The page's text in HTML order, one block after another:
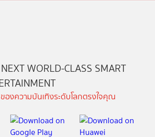
WORLD-CLASS SMART
องความบันเทิงระดับโลกตรงใจคุณ